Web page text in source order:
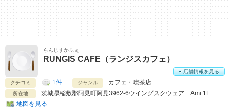
らんじすかふぇ
RUNGIS CAFE（ランジスカフェ）
クチコミ 1件 ジャンル カフェ・喫茶店
所在地 茨城県稲敷郡阿見町阿見3962-6ウイングスクウェア Ami 1F
地図を見る
店舗情報を見る